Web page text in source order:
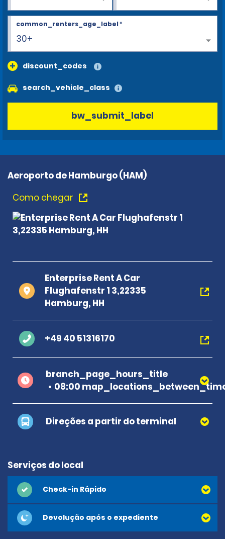
30+
common_renters_age_label*
discount_codes
search_vehicle_class
bw_submit_label
Aeroporto de Hamburgo (HAM)
Como chegar
Enterprise Rent A Car
Flughafenstr 1 3,22335
Hamburg, HH
+49 40 51316170
branch_page_hours_title
08:00
Direções a partir do terminal
Serviços do local
Check-in Rápido
Devolução após o expediente